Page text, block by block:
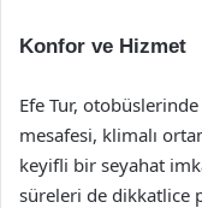
Konfor ve Hizmet
Efe Tur,
mesafesi, klimalı
keyifli bir seyahat
süreleri de dikkatlice